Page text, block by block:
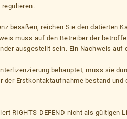
regulieren.
besaßen, reichen Sie den datierten
muss auf den Betreiber der
ausgestellt sein. Ein Nachweis auf
behauptet, muss sie
Erstkontaktaufnahme bestand und
RIGHTS-DEFEND nicht als gültigen